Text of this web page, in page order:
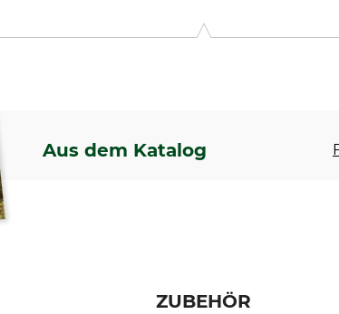
Aus dem Katalog
ZUBEHÖR